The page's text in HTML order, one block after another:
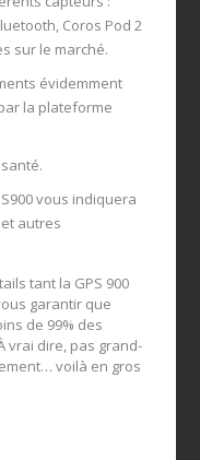
Coros Pod 2
sur le marché.
évidemment
la plateforme
vous indiquera
autres
tant la GPS 900
garantir que
de 99% des
vrai dire, pas grand-
voilà en gros